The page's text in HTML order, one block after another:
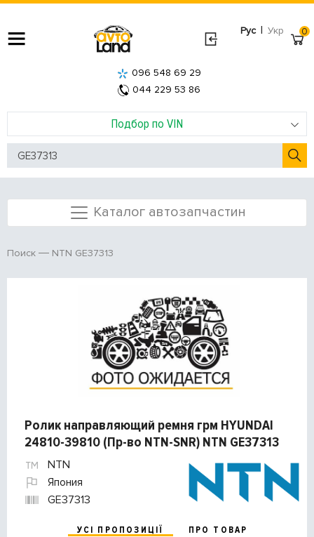
Рус | Укр
Подбор по VIN
096 548 69 29
044 229 53 86
0
Каталог автозапчастин
Поиск NTN GE37313
Ролик направляющий ремня грм HYUNDAI
24810-39810 (Пр-во NTN-SNR) NTN GE37313
NTN
Япония
GE37313
УСІ ПРОПОЗИЦІЇ
ПРО ТОВАР